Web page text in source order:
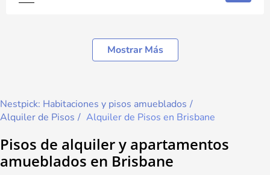
Mostrar Más
Nestpick: Habitaciones y pisos amueblados
Alquiler de Pisos
Alquiler de Pisos en Brisbane
Pisos de alquiler y apartamentos
amueblados en Brisbane